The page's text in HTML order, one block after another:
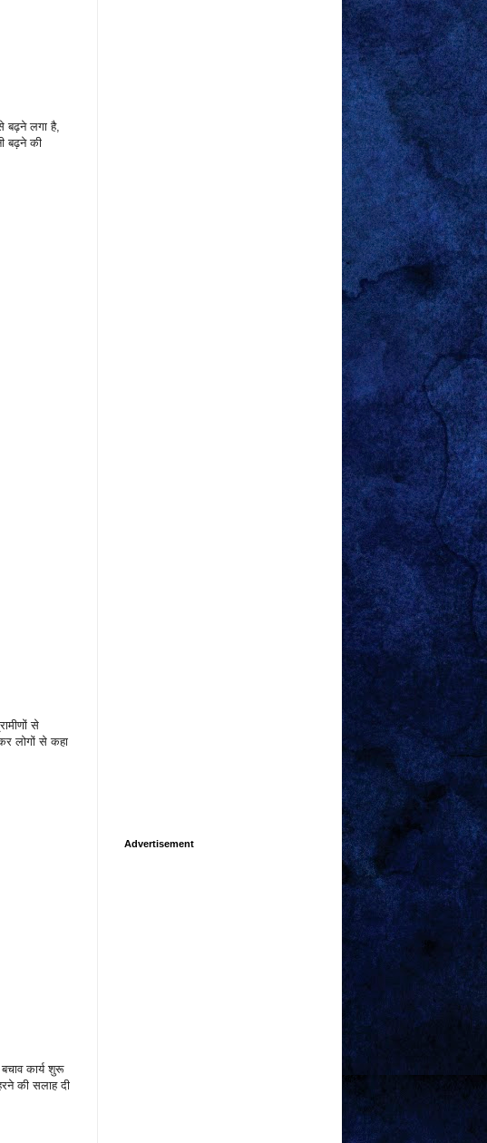
बढ़ने लगा है,
बढ़ने की
से
लोगों से कहा
कार्य शुरू
की सलाह दी
Advertisement